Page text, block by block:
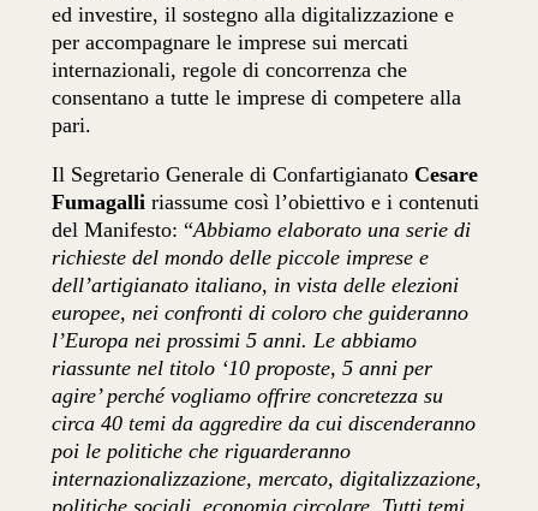
ed investire, il sostegno alla digitalizzazione e
per accompagnare le imprese sui mercati
internazionali, regole di concorrenza che
consentano a tutte le imprese di competere alla
pari.
Il Segretario Generale di Confartigianato Cesare
Fumagalli riassume così l’obiettivo e i contenuti
del Manifesto: “Abbiamo elaborato una serie di
richieste del mondo delle piccole imprese e
dell’artigianato italiano, in vista delle elezioni
europee, nei confronti di coloro che guideranno
l’Europa nei prossimi 5 anni. Le abbiamo
riassunte nel titolo ‘10 proposte, 5 anni per
agire’ perché vogliamo offrire concretezza su
circa 40 temi da aggredire da cui discenderanno
poi le politiche che riguarderanno
internazionalizzazione, mercato, digitalizzazione,
politiche sociali, economia circolare. Tutti temi